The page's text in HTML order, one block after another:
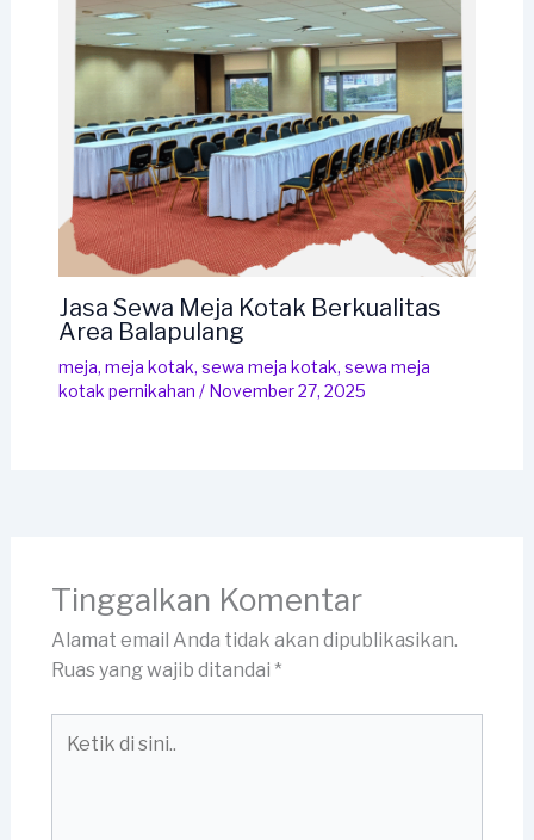
Jasa Sewa Meja Kotak Berkualitas
Area Balapulang
meja, meja kotak, sewa meja kotak, sewa meja
kotak pernikahan / November 27, 2025
Tinggalkan Komentar
Alamat email Anda tidak akan dipublikasikan.
Ruas yang wajib ditandai *